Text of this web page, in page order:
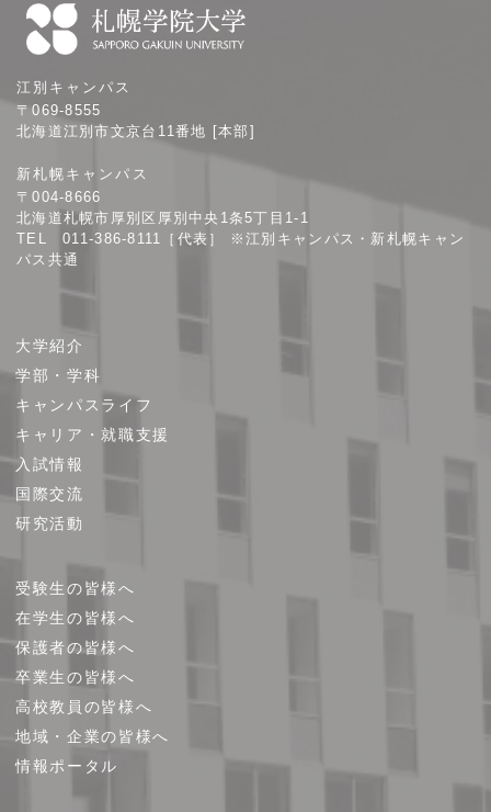
幌
学
大
学
江別キャンパス
〒069-8555
北海道江別市文京台11番地 [本部]
新札幌キャンパス
〒004-8666
北海道札幌市厚別区厚別中央1条5丁目1-1
TEL 011-386-8111［代表］ ※江別キャンパス・新札幌キャン
パス共通
ト
プ
大学紹介
学部・学科
キャンパスライフ
キャリア・就職支援
入試情報
国際交流
研究活動
受験生の皆様へ
在学生の皆様へ
保護者の皆様へ
卒業生の皆様へ
高校教員の皆様へ
地域・企業の皆様へ
情報ポータル